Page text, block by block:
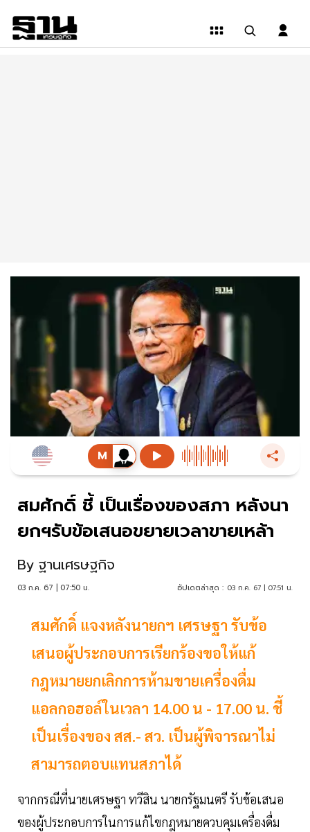
สมศักดิ์ ชี้ เป็นเรื่องของสภา หลังนา
ยกฯรับข้อเสนอขยายเวลาขายเหล้า
By ฐานเศรษฐกิจ
03 ก.ค. 67 | 07:50 น. อัปเดตล่าสุด : 03 ก.ค. 67 | 07:51 น.
สมศักดิ์ แจงหลังนายกฯ เศรษฐา รับข้อ
เสนอผู้ประกอบการเรียกร้องขอให้แก้
กฎหมายยกเลิกการห้ามขายเครื่องดื่ม
แอลกอฮอล์ในเวลา 14.00 น - 17.00 น. ชี้
เป็นเรื่องของ สส.- สว. เป็นผู้พิจารณาไม่
สามารถตอบแทนสภาได้
จากกรณีที่นายเศรษฐา ทวีสิน นายกรัฐมนตรี รับข้อเสนอ
ของผู้ประกอบการในการแก้ไขกฎหมายควบคุมเครื่องดื่ม